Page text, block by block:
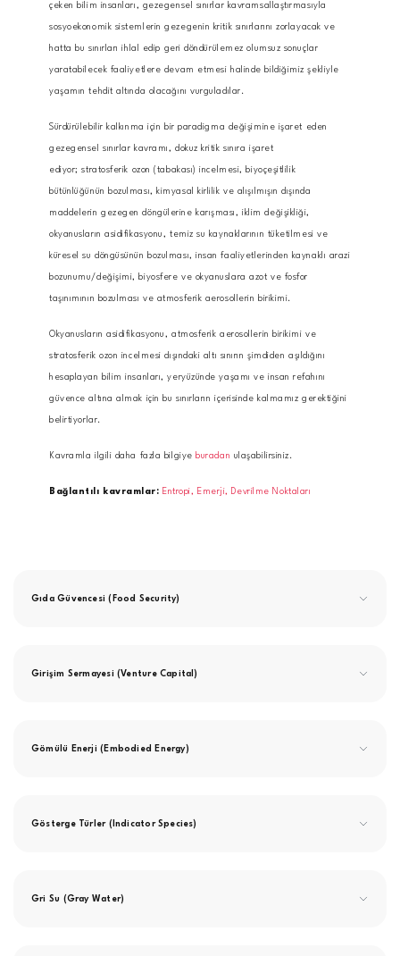
çeken bilim insanları, gezegensel sınırlar kavramsallaştırmasıyla
sosyoekonomik sistemlerin gezegenin kritik sınırlarını zorlayacak ve
hatta bu sınırları ihlal edip geri döndürülemez olumsuz sonuçlar
yaratabilecek faaliyetlere devam etmesi halinde bildiğimiz şekliyle
yaşamın tehdit altında olacağını vurguladılar.
Sürdürülebilir kalkınma için bir paradigma değişimine işaret eden
gezegensel sınırlar kavramı, dokuz kritik sınıra işaret
ediyor; stratosferik ozon (tabakası) incelmesi, biyoçeşitlilik
bütünlüğünün bozulması, kimyasal kirlilik ve alışılmışın dışında
maddelerin gezegen döngülerine karışması, iklim değişikliği,
okyanusların asidifikasyonu, temiz su kaynaklarının tüketilmesi ve
küresel su döngüsünün bozulması, insan faaliyetlerinden kaynaklı arazi
bozunumu/değişimi, biyosfere ve okyanuslara azot ve fosfor
taşınımının bozulması ve atmosferik aerosollerin birikimi.
Okyanusların asidifikasyonu, atmosferik aerosollerin birikimi ve
stratosferik ozon incelmesi dışındaki altı sınırın şimdiden aşıldığını
hesaplayan bilim insanları, yeryüzünde yaşamı ve insan refahını
güvence altına almak için bu sınırların içerisinde kalmamız gerektiğini
belirtiyorlar.
Kavramla ilgili daha fazla bilgiyeburadan ulaşabilirsiniz.
Bağlantılı kavramlar:Entropi,Emerji,Devrilme Noktaları
Gıda Güvencesi (Food Security)
Girişim Sermayesi (Venture Capital)
Gömülü Enerji (Embodied Energy)
Gösterge Türler (Indicator Species)
Gri Su (Gray Water)